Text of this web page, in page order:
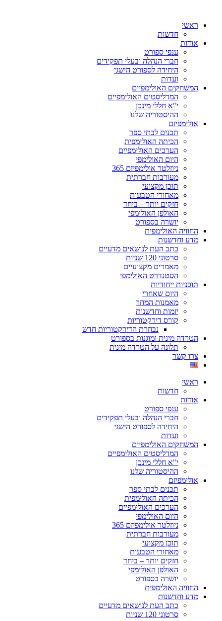
ראשי
חדשות
אודות
ענפי ספורט
חברי הנהלה ובעלי תפקידים
היחידה לספורט הישגי
ועדות
המשחקים האולימפיים
המדליסטים האולימפיים
י"א חללי מינכן
ההיסטוריה שלנו
אולימפיזם
תכנים לבתי ספר
הכיתה האולימפית
הערכים האולימפיים
היום האולימפי
ניוזלטר אולימפיזם 365
מעורבות חברתית
תוכן מקצועי
מאחורי הטבעות
חזקים יותר – ביחד
האולפן האולימפי
יושרה בספורט
החוויה האולימפית
מדע וחדשנות
כתב העת לנושאים מדעיים
סרטוני 120 שניות
מאמרים מקצועיים
הסטנדרט האולימפי
תוכניות ייחודיות
היום שאחרי
מאמנות המחר
יזמות וחדשנות
קורס דירקטוריות
נבחרת הדירקטוריות חדש
הטרדה מינית ומוגנות בספורט
תלונה על הטרדה מינית
צרו קשר
ראשי
חדשות
אודות
ענפי ספורט
חברי הנהלה ובעלי תפקידים
היחידה לספורט הישגי
ועדות
המשחקים האולימפיים
המדליסטים האולימפיים
י"א חללי מינכן
ההיסטוריה שלנו
אולימפיזם
תכנים לבתי ספר
הכיתה האולימפית
הערכים האולימפיים
היום האולימפי
ניוזלטר אולימפיזם 365
מעורבות חברתית
תוכן מקצועי
מאחורי הטבעות
חזקים יותר – ביחד
האולפן האולימפי
יושרה בספורט
החוויה האולימפית
מדע וחדשנות
כתב העת לנושאים מדעיים
סרטוני 120 שניות